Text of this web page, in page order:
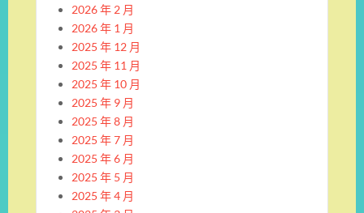
2026 年 2 月
2026 年 1 月
2025 年 12 月
2025 年 11 月
2025 年 10 月
2025 年 9 月
2025 年 8 月
2025 年 7 月
2025 年 6 月
2025 年 5 月
2025 年 4 月